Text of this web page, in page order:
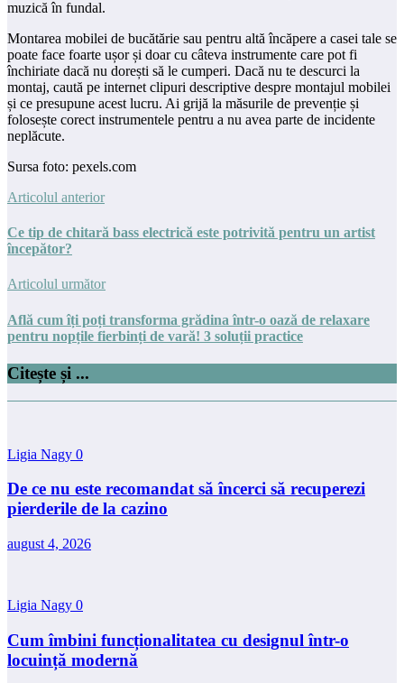
muzică în fundal.
Montarea mobilei de bucătărie sau pentru altă încăpere a casei tale se
poate face foarte ușor și doar cu câteva instrumente care pot fi
închiriate dacă nu dorești să le cumperi. Dacă nu te descurci la
montaj, caută pe internet clipuri descriptive despre montajul mobilei
și ce presupune acest lucru. Ai grijă la măsurile de prevenție și
folosește corect instrumentele pentru a nu avea parte de incidente
neplăcute.
Sursa foto: pexels.com
Articolul anterior
Ce tip de chitară bass electrică este potrivită pentru un artist
începător?
Articolul următor
Află cum îți poți transforma grădina într-o oază de relaxare
pentru nopțile fierbinți de vară! 3 soluții practice
Citește și ...
Ligia Nagy 0
De ce nu este recomandat să încerci să recuperezi
pierderile de la cazino
august 4, 2026
Ligia Nagy 0
Cum îmbini funcționalitatea cu designul într-o
locuință modernă